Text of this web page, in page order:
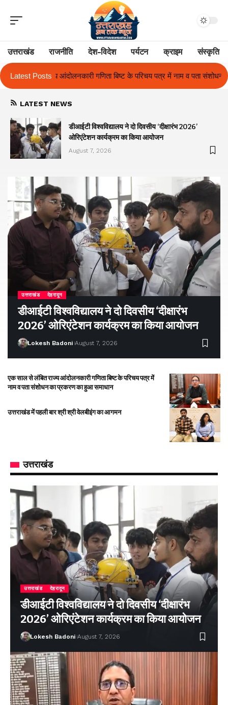
उत्तराखंड राजनीति देश-विदेश पर्यटन क्राइम संस्कृति
Latest Posts
के परिचय पत्र में नाम व पता संशोधन का प्रकरण का हुआ समाधान
LATEST NEWS
डीआईटी विश्वविद्यालय ने दो दिवसीय ‘दीक्षारंभ 2026’
ओरिएंटेशन कार्यक्रम का किया आयोजन
August 7, 2026
उत्तराखंड देहरादून
डीआईटी विश्वविद्यालय ने दो दिवसीय ‘दीक्षारंभ
2026’ ओरिएंटेशन कार्यक्रम का किया आयोजन
Lokesh Badoni August 7, 2026
एक साल से लंबित राज्य आंदोलनकारी गणिता बिष्ट के परिचय पत्र में
नाम व पता संशोधन का प्रकरण का हुआ समाधान
उत्तराखंड में पहली बार श्री श्री वेलबीइंग का आगमन
उत्तराखंड
उत्तराखंड देहरादून
डीआईटी विश्वविद्यालय ने दो दिवसीय ‘दीक्षारंभ
2026’ ओरिएंटेशन कार्यक्रम का किया आयोजन
Lokesh Badoni August 7, 2026